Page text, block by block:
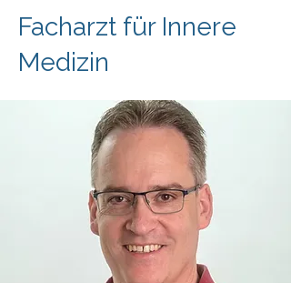
Facharzt für Innere
Medizin